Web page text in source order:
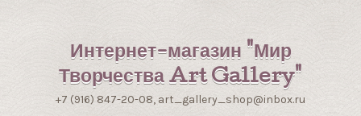
Интернет-магазин "Мир
Творчества Art Gallery"
+7 (916) 847-20-08, art_gallery_shop@inbox.ru